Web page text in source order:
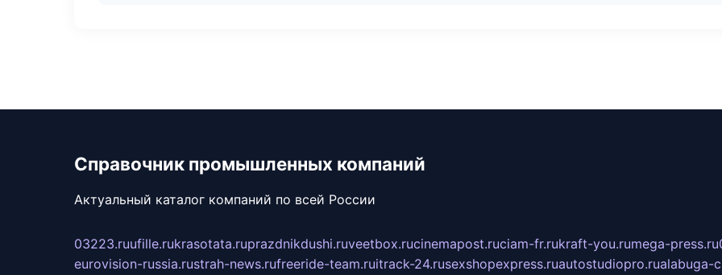
Справочник промышленных компаний
Актуальный каталог компаний по всей России
03223.ruufille.rukrasotata.ruprazdnikdushi.ruveetbox.rucinemapost.ruciam-fr.rukraft-you.rumega-press.ru
eurovision-russia.rustrah-news.rufreeride-team.ruitrack-24.rusexshopexpress.ruautostudiopro.rualabuga-